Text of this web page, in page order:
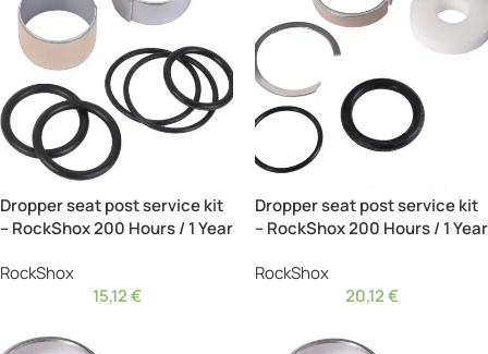
Dropper seat post service kit
– RockShox 200 Hours / 1 Year
RockShox
15,12€
Dropper seat post service kit
– RockShox 200 Hours / 1 Year
RockShox
20,12€